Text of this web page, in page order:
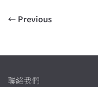
← Previous
聯絡我們